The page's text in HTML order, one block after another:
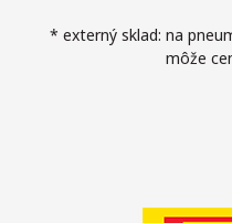
* externý sklad: na
môže